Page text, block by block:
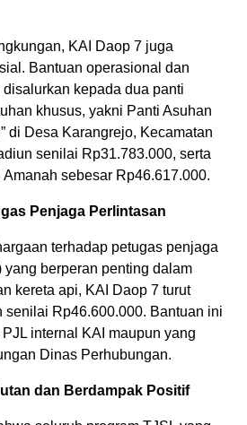
KAI Daop 7 juga
Bantuan operasional dan
kepada dua panti
khusus, yakni Panti Asuhan
di Desa Karangrejo, Kecamatan
senilai Rp31.783.000, serta
sebesar Rp46.617.000.
Penjaga Perlintasan
terhadap petugas penjaga
yang berperan penting dalam
kereta api, KAI Daop 7 turut
senilai Rp46.600.000. Bantuan ini
internal KAI maupun yang
Dinas Perhubungan.
dan Berdampak Positif